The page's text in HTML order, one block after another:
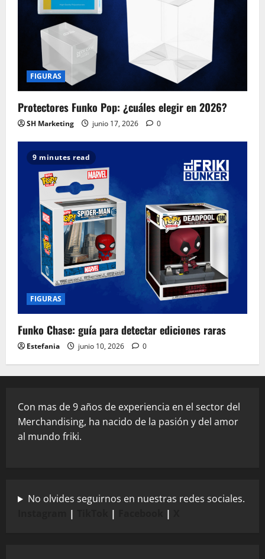
FIGURAS
Protectores Funko Pop: ¿cuáles elegir en 2026?
SH Marketing junio 17, 2026 0
9 minutes read
FIGURAS
Funko Chase: guía para detectar ediciones raras
Estefania junio 10, 2026 0
Con mas de 9 años de experiencia en el sector del
Merchandising, ha nacido de la pasión y del amor
al mundo friki.
No olvides seguirnos en nuestras redes sociales.
| | |